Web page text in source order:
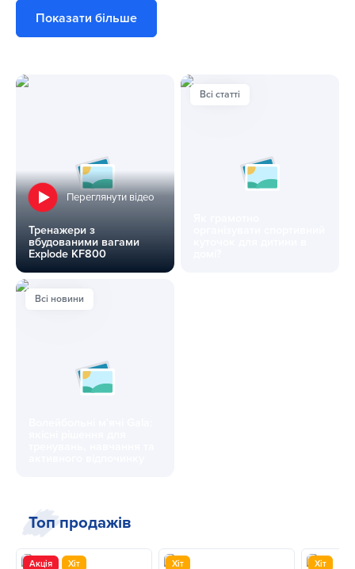
Переглянути відео
Тренажери з
вбудованими вагами
Explode KF800
Тренажери з вбудованими вагами Explode KF800
Всі статті
Всі новини
Топ продажів
Акція Хіт Хіт Хіт